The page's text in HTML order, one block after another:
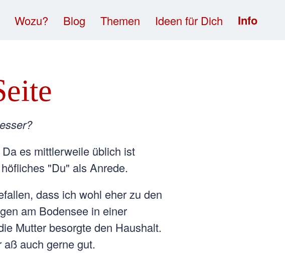
Wozu? Blog Themen Ideen für Dich Info
es mittlerweile üblich ist
"Du" als Anrede.
dass ich wohl eher zu den
am Bodensee in einer
Mutter besorgte den Haushalt.
auch gerne gut.